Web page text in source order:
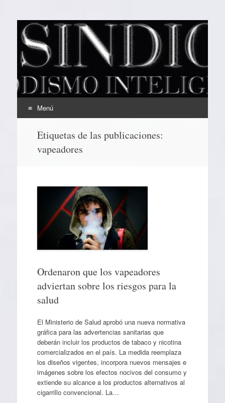
EL SINDICAL
Periodismo Inteligente
Menú
contenido
Etiquetas de las publicaciones:
vapeadores
Ordenaron que los vapeadores
adviertan sobre los riesgos para la
salud
El Ministerio de Salud aprobó una nueva normativa
gráfica para las advertencias sanitarias que
deberán incluir los productos de tabaco y nicotina
comercializados en el país. La medida reemplaza
los diseños vigentes, incorpora nuevos mensajes e
imágenes sobre los efectos nocivos del consumo y
extiende su alcance a los productos alternativos al
cigarrillo convencional. La…